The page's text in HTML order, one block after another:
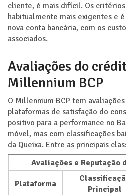
cliente, é mais difícil. Os
habitualmente mais exigentes e
nova conta bancária, com os
associados.
Avaliações do
Millennium BCP
O Millennium BCP tem
plataformas de satisfação do
positivo para a performance no
móvel, mas com classificações
da Queixa. Entre as principais
Avaliações e Reputação
Plataforma
Principal